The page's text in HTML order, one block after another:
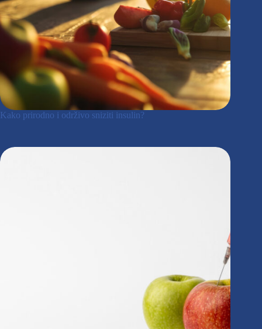
Kako prirodno i održivo sniziti insulin?